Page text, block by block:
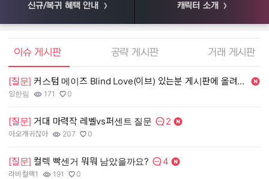
신규/복귀 혜택 안내 캐릭터 소개
엘소드 커뮤니티
이슈 게시판 공략 게시판 거래 게시판
[질문] 커스텀 메이즈 Blind Love(이브) 있는분 게시판에 올려주세여. 제가 사겠
작성자:
잉한림
조회수:
171
추천수:
0
[질문] 거대 마력작 레벨vs퍼센트 질문 댓글수:
2
작성자:
아오개귀찮아
조회수:
207
추천수:
0
[질문] 컬렉 빡센거 뭐뭐 남았을까요? 댓글수:
4
라비컬랙1 191 0